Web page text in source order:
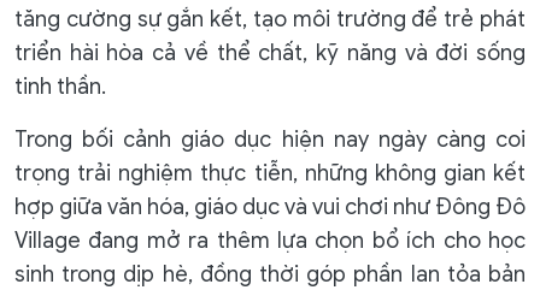
tăng cường sự gắn kết, tạo môi trường để trẻ phát
triển hài hòa cả về thể chất, kỹ năng và đời sống
tinh thần.
Trong bối cảnh giáo dục hiện nay ngày càng coi
trọng trải nghiệm thực tiễn, những không gian kết
hợp giữa văn hóa, giáo dục và vui chơi như Đông Đô
Village đang mở ra thêm lựa chọn bổ ích cho học
sinh trong dịp hè, đồng thời góp phần lan tỏa bản